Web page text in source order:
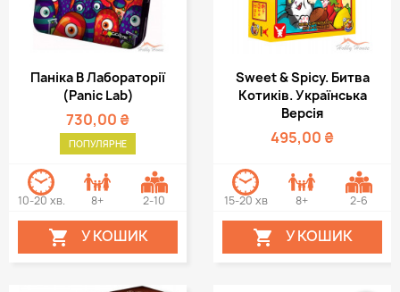
Паніка В Лабораторії
(Panic Lab)
730,00 ₴
ПОПУЛЯРНЕ
10-20 хв. 8+ 2-10
 У КОШИК
Sweet & Spicy. Битва
Котиків. Українська
Версія
495,00 ₴
15-20 хв 8+ 2-6
 У КОШИК